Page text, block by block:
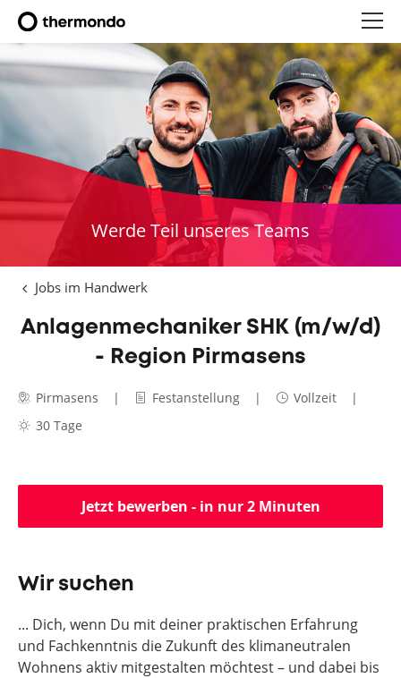
Werde Teil unseres Teams
Jobs im Handwerk
Anlagenmechaniker SHK (m/w/d)
- Region Pirmasens
Pirmasens Festanstellung
Vollzeit
30 Tage
Jetzt bewerben - in nur 2 Minuten
Wir suchen
... Dich, wenn Du mit deiner praktischen Erfahrung
und Fachkenntnis die Zukunft des klimaneutralen
Wohnens aktiv mitgestalten möchtest – und dabei bis